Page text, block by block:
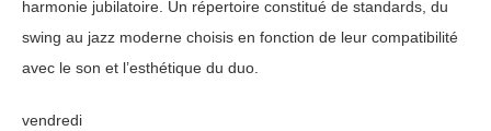
harmonie jubilatoire. Un répertoire constitué de standards, du
swing au jazz moderne choisis en fonction de leur compatibilité
avec le son et l’esthétique du duo.
vendredi